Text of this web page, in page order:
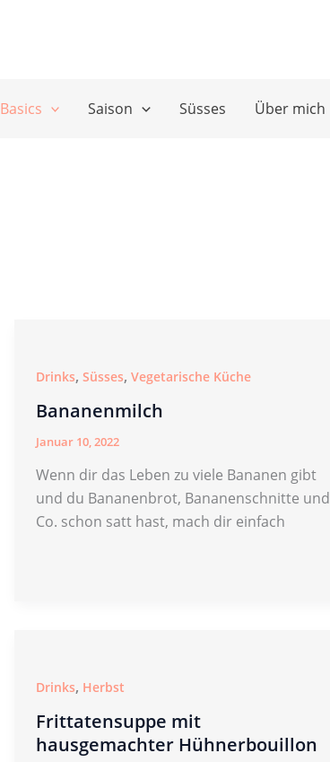
Basics Saison Süsses Über mich
Drinks, Süsses, Vegetarische Küche
Bananenmilch
Januar 10, 2022
Wenn dir das Leben zu viele Bananen gibt
und du Bananenbrot, Bananenschnitte und
Co. schon satt hast, mach dir einfach
Drinks, Herbst
Frittatensuppe mit
hausgemachter Hühnerbouillon